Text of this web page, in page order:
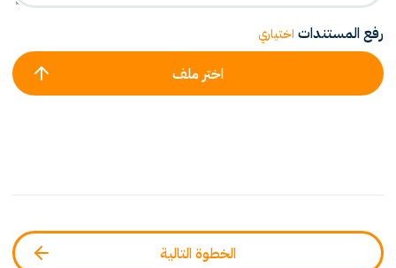
رفع المستندات اختياري
اختر ملف
الخطوة التالية